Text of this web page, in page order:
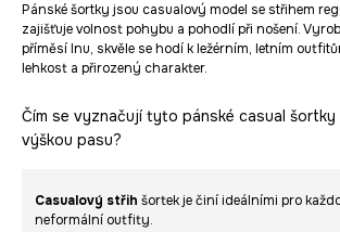
Pánské šortky jsou casualový model se střihem
zajišťuje volnost pohybu a pohodlí při nošení.
příměsí lnu, skvěle se hodí k ležérním, letním
lehkost a přirozený charakter.
Čím se vyznačují tyto pánské casual šortky
výškou pasu?
Casualový střih šortek je činí ideálními pro
neformální outfity.